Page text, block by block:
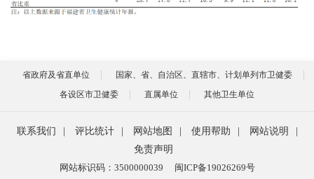
省政府及省直单位
国家、省、自治区、直辖市、计划单列市卫健委
各设区市卫健委
直属单位 其他卫生单位
联系我们 评比统计 网站地图 使用帮助 网站说明
免责声明
网站标识码：3500000039
闽ICP备19026269号